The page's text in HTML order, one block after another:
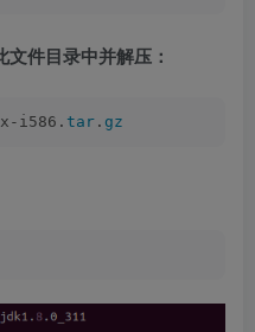
件目录中并解压：
i586. tar . gz